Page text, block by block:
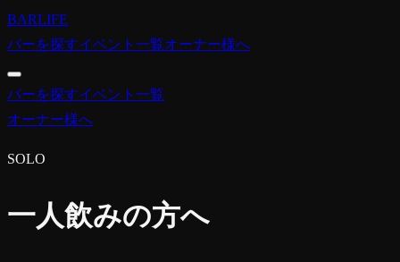
BARLIFE
バーを探すイベント一覧オーナー様へ
バーを探すイベント一覧
オーナー様へ
SOLO
一人飲みの方へ